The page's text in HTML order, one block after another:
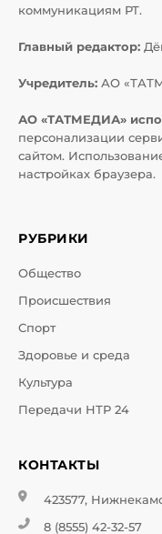
коммуникациям РТ.
Главный редактор:
Учредитель: АО
АО «ТАТМЕДИА»
персонализации
сайтом.
настройках браузера.
РУБРИКИ
Общество
Происшествия
Спорт
Здоровье и среда
Культура
Передачи НТР 24
КОНТАКТЫ
423577,
8 (8555) 42-32-57